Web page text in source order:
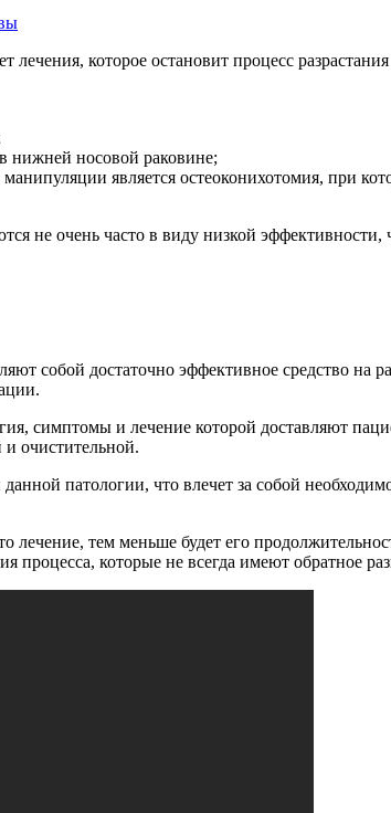
которое остановит процесс
в нижней носовой раковине;
является остеоконихотомия, при
не очень часто в виду низкой
собой достаточно эффективное средство на
симптомы и лечение которой доставляют
очистительной.
патологии, что влечет за собой
лечение, тем меньше будет его
процесса, которые не всегда имеют обратное